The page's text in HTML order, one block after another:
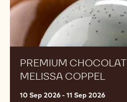
PREMIUM
MELISSA COPPEL
10 Sep 2026 - 11 Sep 2026